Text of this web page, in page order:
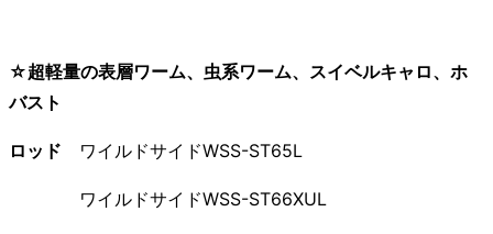
☆超軽量の表層ワーム、虫系ワーム、スイベルキャロ、ホ
バスト
ロッド ワイルドサイドWSS-ST65L
ワイルドサイドWSS-ST66XUL